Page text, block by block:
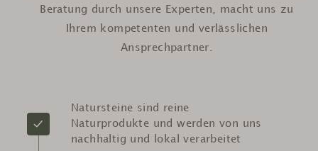
Beratung durch unsere Experten, macht uns zu
Ihrem kompetenten und verlässlichen
Ansprechpartner.
Natursteine sind reine
Naturprodukte und werden von uns
nachhaltig und lokal verarbeitet